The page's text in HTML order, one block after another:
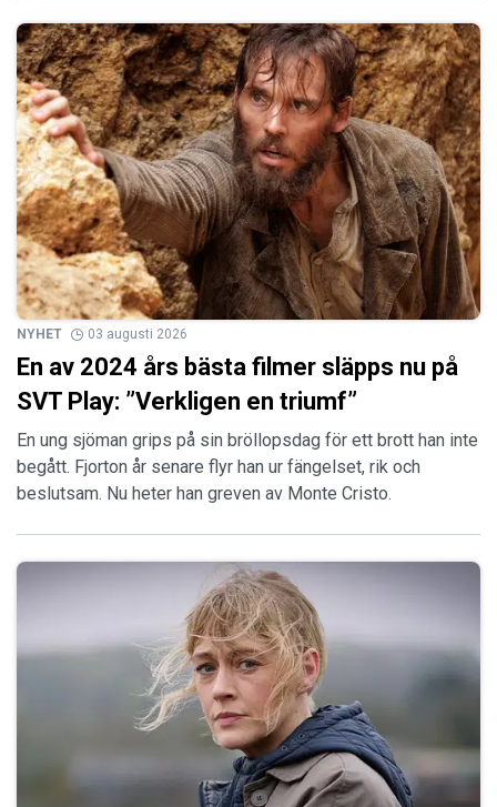
NYHET 03 augusti 2026
En av 2024 års bästa filmer släpps nu på
SVT Play: ”Verkligen en triumf”
En ung sjöman grips på sin bröllopsdag för ett brott han inte
begått. Fjorton år senare flyr han ur fängelset, rik och
beslutsam. Nu heter han greven av Monte Cristo.